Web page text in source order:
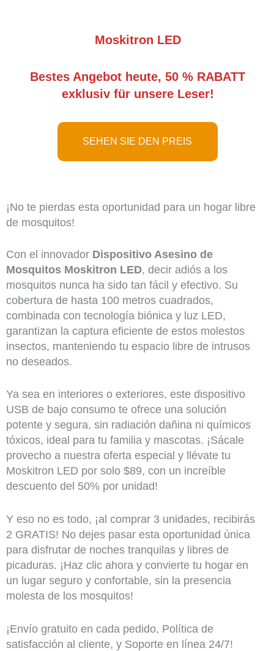
Moskitron LED
Bestes Angebot heute, 50 % RABATT
exklusiv für unsere Leser!
SEHEN SIE DEN PREIS
¡No te pierdas esta oportunidad para un hogar libre
de mosquitos!
Con el innovador Dispositivo Asesino de
Mosquitos Moskitron LED, decir adiós a los
mosquitos nunca ha sido tan fácil y efectivo. Su
cobertura de hasta 100 metros cuadrados,
combinada con tecnología biónica y luz LED,
garantizan la captura eficiente de estos molestos
insectos, manteniendo tu espacio libre de intrusos
no deseados.
Ya sea en interiores o exteriores, este dispositivo
USB de bajo consumo te ofrece una solución
potente y segura, sin radiación dañina ni químicos
tóxicos, ideal para tu familia y mascotas. ¡Sácale
provecho a nuestra oferta especial y llévate tu
Moskitron LED por solo $89, con un increíble
descuento del 50% por unidad!
Y eso no es todo, ¡al comprar 3 unidades, recibirás
2 GRATIS! No dejes pasar esta oportunidad única
para disfrutar de noches tranquilas y libres de
picaduras. ¡Haz clic ahora y convierte tu hogar en
un lugar seguro y confortable, sin la presencia
molesta de los mosquitos!
¡Envío gratuito en cada pedido, Política de
satisfacción al cliente, y Soporte en línea 24/7!